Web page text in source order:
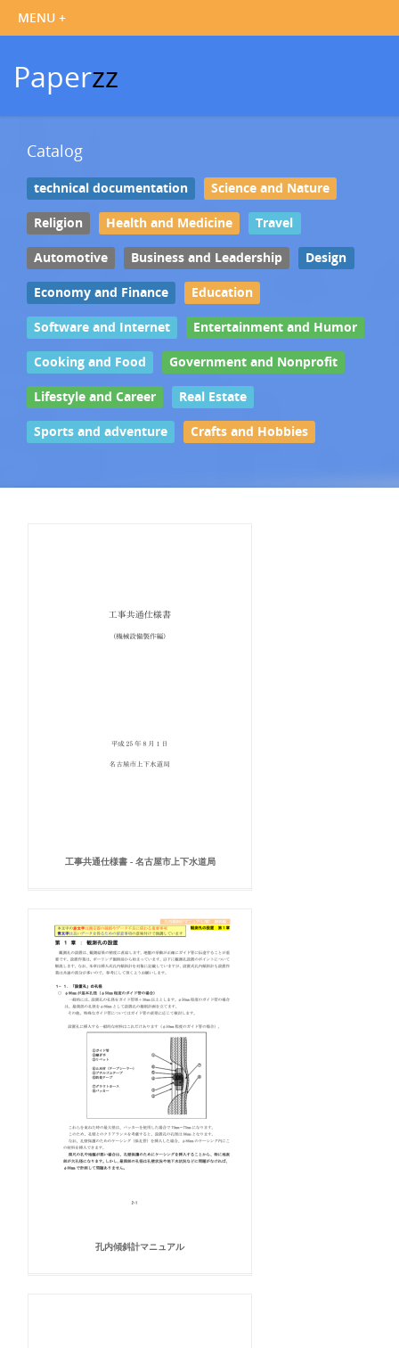
Paperzz
Catalog
technical documentation Science and Nature
Religion Health and Medicine Travel
Automotive Business and Leadership Design
Economy and Finance Education
Software and Internet Entertainment and Humor
Cooking and Food Government and Nonprofit
Lifestyle and Career Real Estate
Sports and adventure Crafts and Hobbies
工事共通仕様書 - 名古屋市上下水道局
孔内傾斜計マニュアル